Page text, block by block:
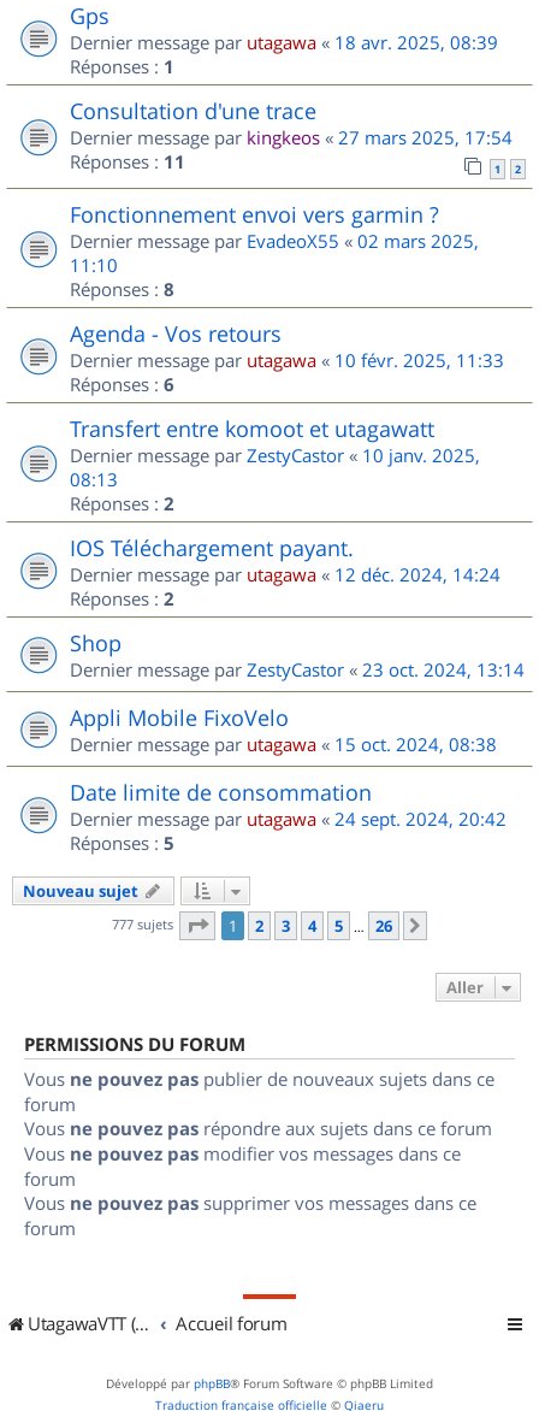
Gps
Dernier message par utagawa « 18 avr. 2025, 08:39
Réponses : 1
Consultation d'une trace
Dernier message par kingkeos « 27 mars 2025, 17:54
Réponses : 11 1 2
Fonctionnement envoi vers garmin ?
Dernier message par EvadeoX55 « 02 mars 2025,
11:10
Réponses : 8
Agenda - Vos retours
Dernier message par utagawa « 10 févr. 2025, 11:33
Réponses : 6
Transfert entre komoot et utagawatt
Dernier message par ZestyCastor « 10 janv. 2025,
08:13
Réponses : 2
IOS Téléchargement payant.
Dernier message par utagawa « 12 déc. 2024, 14:24
Réponses : 2
Shop
Dernier message par ZestyCastor « 23 oct. 2024, 13:14
Appli Mobile FixoVelo
Dernier message par utagawa « 15 oct. 2024, 08:38
Date limite de consommation
Dernier message par utagawa « 24 sept. 2024, 20:42
Réponses : 5
Nouveau sujet
777 sujets Page 1sur
1 2 3 4 5 … 26
Aller
PERMISSIONS DU FORUM
Vous ne pouvez pas publier de nouveaux sujets dans ce
forum
Vous ne pouvez pas répondre aux sujets dans ce forum
Vous ne pouvez pas modifier vos messages dans ce
forum
Vous ne pouvez pas supprimer vos messages dans ce
forum
UtagawaVTT (Randos VTT et VTTAE avec traces GPS) Accueil forum
Développé par phpBB® Forum Software © phpBB Limited
Traduction française officielle © Qiaeru